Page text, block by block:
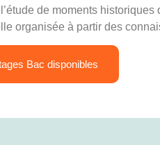
de moments
organisée à partir des
Bac disponibles